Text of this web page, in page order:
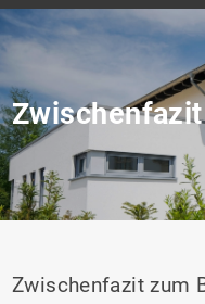
Zwischenfazit zum